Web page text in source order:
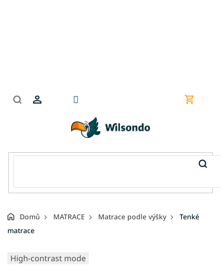
Nákupní
Domů MATRACE Matrace podle výšky
Tenké
matrace
High-contrast mode